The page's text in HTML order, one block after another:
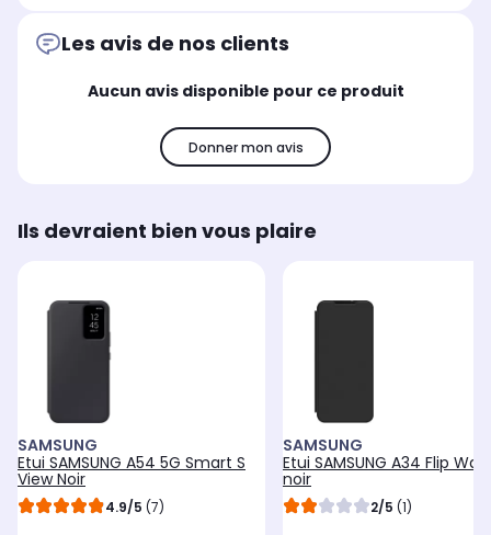
Universel Samsung Galaxy Z Fold 3
Camel
Les avis de nos clients
Aucun avis disponible pour ce produit
Donner mon avis
Ils devraient bien vous plaire
SAMSUNG
Etui SAMSUNG A54 5G Smart S
View Noir
4.9/5 (7)
SAMSUNG
Etui SAMSUNG A34 Flip
noir
2/5 (1)